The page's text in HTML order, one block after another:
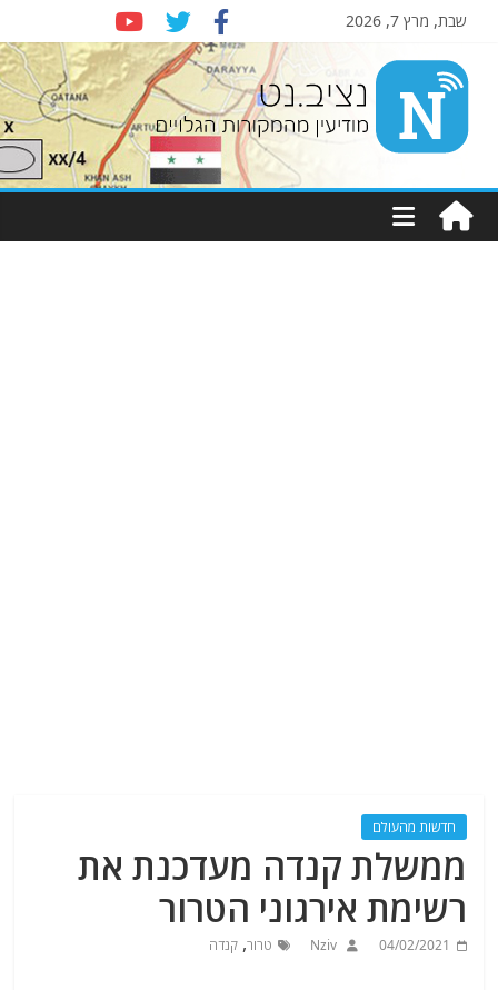
שבת, מרץ 7, 2026
Nziv.net
מודיעין
מהמקורות
חדשות מהעולם
ממשלת קנדה מעדכנת את
רשימת אירגוני הטרור
04/02/2021
Nziv טרור,קנדה